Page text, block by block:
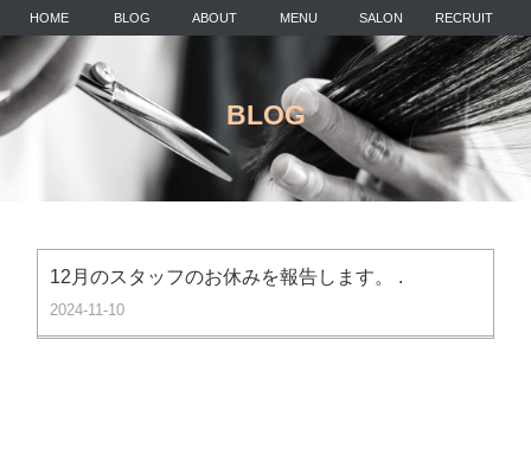
HOME BLOG ABOUT MENU SALON RECRUIT
BLOG
12月のスタッフのお休みを報告します。 .
2024-11-10